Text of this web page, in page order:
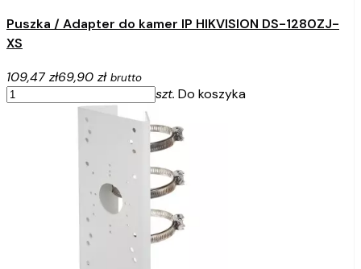
Puszka / Adapter do kamer IP HIKVISION DS-1280ZJ-
XS
109,47 zł69,90 zł brutto
szt. Do koszyka